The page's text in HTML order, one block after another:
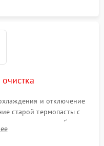
и отключение
старой термопасты с
с банок
от пыли и окислов.